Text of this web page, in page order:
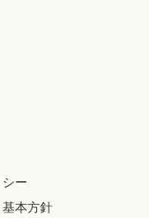
ー
本方針